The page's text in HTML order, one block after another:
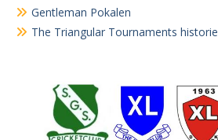
Gentleman Pokalen
The Triangular Tournaments historie